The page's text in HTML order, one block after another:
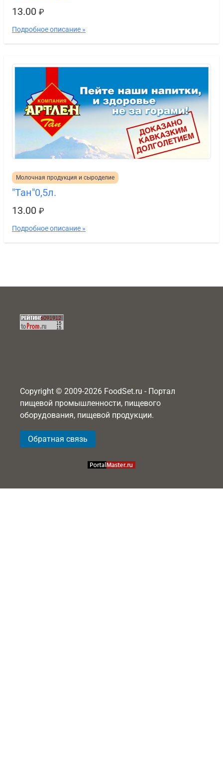
13.00 ₽
Подробное описание »
Молочная продукция и сыроделие
"Тан"0,5л.
13.00 ₽
Подробное описание »
Copyright © 2009-2026 FoodSet.ru - Портал
пищевой промышленности, пищевого
оборудования, пищевой продукции.
Обратная связь